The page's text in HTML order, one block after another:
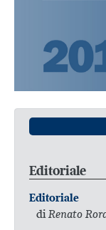
Editoriale
Editoriale
di Renato